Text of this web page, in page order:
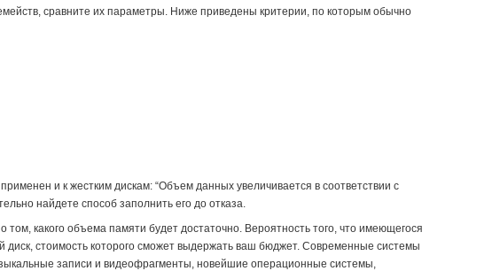
сравните их параметры. Ниже приведены критерии, по которым обычно
и к жестким дискам: “Объем данных увеличивается в соответствии с
найдете способ заполнить его до отказа.
том, какого объема памяти будет достаточно. Вероятность того, что имеющегося
диск, стоимость которого сможет выдержать ваш бюджет. Современные системы
записи и видеофрагменты, новейшие операционные системы,